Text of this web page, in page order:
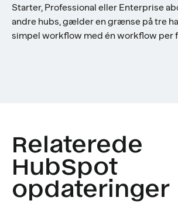
Starter, Professional eller Enterprise
andre hubs, gælder en grænse på tre
simpel workflow med én workflow per
Relaterede
HubSpot
opdateringer